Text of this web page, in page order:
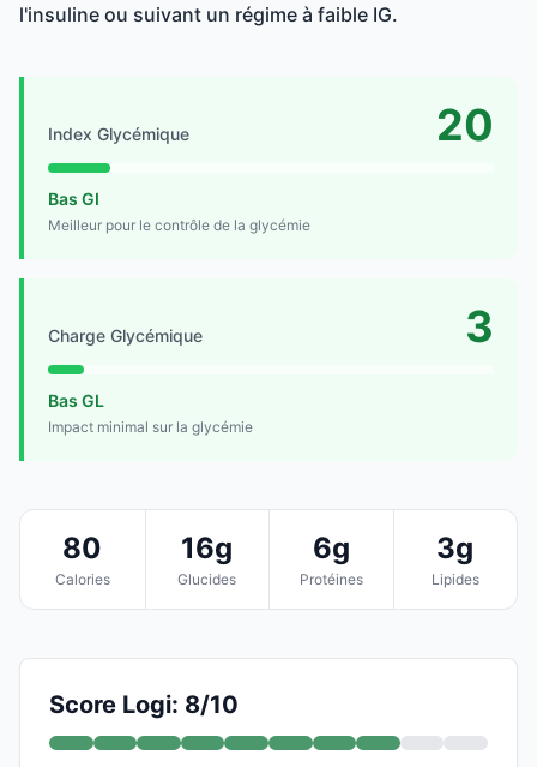
l'insuline ou suivant un régime à faible IG.
Index Glycémique 20
Bas GI
Meilleur pour le contrôle de la glycémie
Charge Glycémique 3
Bas GL
Impact minimal sur la glycémie
80
Calories
16g
Glucides
6g
Protéines
3g
Lipides
Score Logi: 8/10